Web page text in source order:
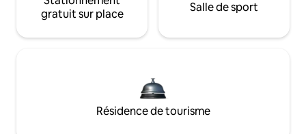
gratuit sur place
Salle de sport
Résidence de tourisme